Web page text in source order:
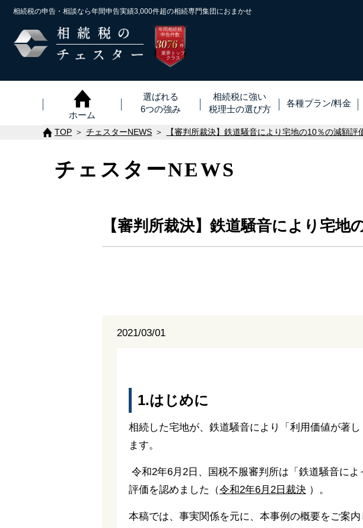
相続税の申告・相談なら年間申告実績3,000件超の相続専門集団におまかせ
年間相続税
申告件数
3076 ※
件
業界トップ
クラス
ホーム
選ばれる
6つの強み
相続税に強い
税理士の選び方
各種プラン/料金
TOP チェスターNEWS 【審判所裁決】鉄道騒音により宅地の10％の減額評
チェスターNEWS
【審判所裁決】鉄道騒音により宅
2021/03/01
1.はじめに
相続した宅地が、鉄道騒音により「利用価値が著
ます。
令和2年6月2日、国税不服審判所は「鉄道騒音に
評価を認めました（令和2年6月2日裁決 ）。
本稿では、事実関係を元に、本事例の概要をご案内